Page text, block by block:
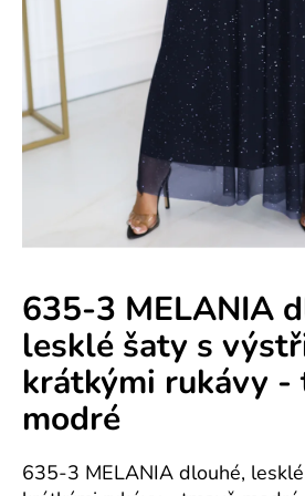
635-3 MELANIA
lesklé šaty s
krátkými rukávy -
modré
635-3 MELANIA dlouhé,
e
n
á
j
s
HĽADAŤ
d